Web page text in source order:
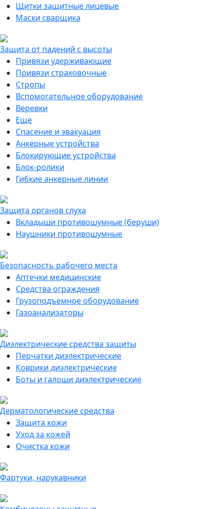
Щитки защитные лицевые
Маски сварщика
Защита от падений с высоты
Привязи удерживающие
Привязи страховочные
Стропы
Вспомогательное оборудование
Веревки
Еще
Спасение и эвакуация
Анкерные устройства
Блокирующие устройства
Блок-ролики
Гибкие анкерные линии
Защита органов слуха
Вкладыши противошумные (беруши)
Наушники противошумные
Безопасность рабочего места
Аптечки медицинские
Средства ограждения
Грузоподъемное оборудование
Газоанализаторы
Диэлектрические средства защиты
Перчатки диэлектрические
Коврики диэлектрические
Боты и галоши диэлектрические
Дерматологические средства
Защита кожи
Уход за кожей
Очистка кожи
Фартуки, нарукавники